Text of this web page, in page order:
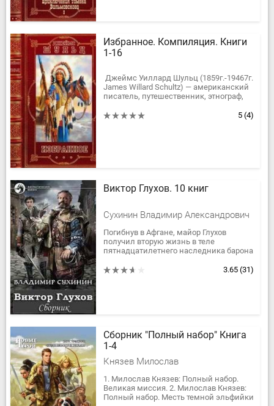
Избранное. Компиляция. Книги
1-16
Джеймс Уиллард Шульц (1859г.-19467г.
James Willard Schultz) — американский
писатель, путешественник, этнограф,
пикуни. В своих...
5 (4)
Виктор Глухов. 10 книг
Сухинин Владимир Александрович
Погибнув в Афгане, майор Глухов
получил вторую жизнь в теле
пятнадцатилетнего наследника барона
мира. Завербованный метаморфом с...
3.65 (31)
Сборник "Полный набор" Книга
1-4
Князев Милослав
1. Милослав Князев: Полный набор.
Великая миссия. 2. Милослав Князев:
Полный набор. Месть темной эльфийки